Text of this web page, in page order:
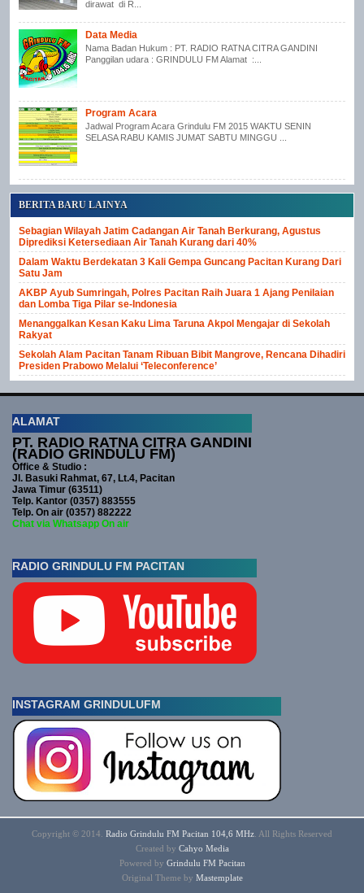
dirawat di R...
Data Media
Nama Badan Hukum : PT. RADIO RATNA CITRA GANDINI
Panggilan udara : GRINDULU FM Alamat :...
Program Acara
Jadwal Program Acara Grindulu FM 2015 WAKTU SENIN
SELASA RABU KAMIS JUMAT SABTU MINGGU ...
BERITA BARU LAINYA
Sebagian Wilayah Jatim Cadangan Air Tanah Berkurang, Agustus
Diprediksi Ketersediaan Air Tanah Kurang dari 40%
Dalam Waktu Berdekatan 3 Kali Gempa Guncang Pacitan Kurang Dari
Satu Jam
AKBP Ayub Sumringah, Polres Pacitan Raih Juara 1 Ajang Penilaian
dan Lomba Tiga Pilar se-Indonesia
Menanggalkan Kesan Kaku Lima Taruna Akpol Mengajar di Sekolah
Rakyat
Sekolah Alam Pacitan Tanam Ribuan Bibit Mangrove, Rencana Dihadiri
Presiden Prabowo Melalui ‘Teleconference’
ALAMAT
PT. RADIO RATNA CITRA GANDINI
(RADIO GRINDULU FM)
Office & Studio :
Jl. Basuki Rahmat, 67, Lt.4, Pacitan
Jawa Timur (63511)
Telp. Kantor (0357) 883555
Telp. On air (0357) 882222
Chat via Whatsapp On air
RADIO GRINDULU FM PACITAN
INSTAGRAM GRINDULUFM
Copyright © 2014. Radio Grindulu FM Pacitan 104,6 MHz . All Rights Reserved
Created by Cahyo Media
Powered by Grindulu FM Pacitan
Original Theme by Mastemplate